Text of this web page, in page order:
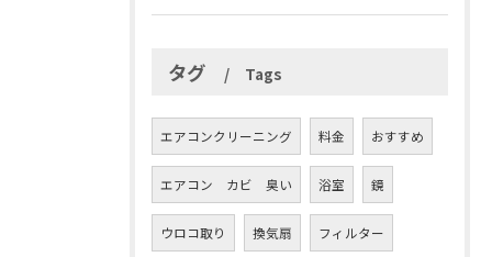
タグ Tags
エアコンクリーニング 料金 おすすめ
エアコン カビ 臭い 浴室 鏡
ウロコ取り 換気扇 フィルター